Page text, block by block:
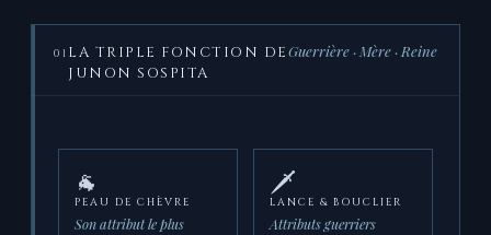
01 LA TRIPLE FONCTION DE
JUNON SOSPITA
Guerrière · Mère · Reine
🐐
PEAU DE CHÈVRE
Son attribut le plus
🗡️
LANCE & BOUCLIER
Attributs guerriers